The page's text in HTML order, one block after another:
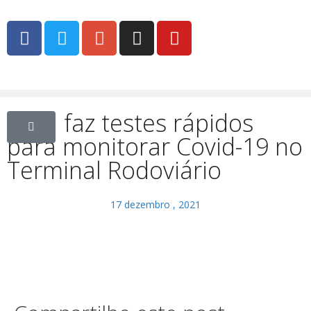
PMU faz testes rápidos
para monitorar Covid-19 no
Terminal Rodoviário
17 dezembro , 2021